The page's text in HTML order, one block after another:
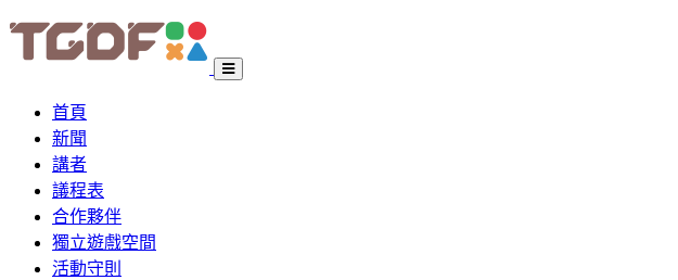
首頁
新聞
講者
議程表
合作夥伴
獨立遊戲空間
活動守則